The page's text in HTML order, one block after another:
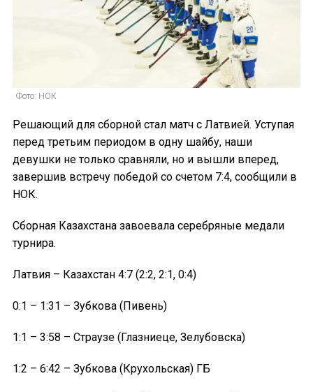
Фото: НОК
Решающий для сборной стал матч с Латвией. Уступая
перед третьим периодом в одну шайбу, наши
девушки не только сравняли, но и вышли вперед,
завершив встречу победой со счетом 7:4, сообщили в
НОК.
Сборная Казахстана завоевала серебряные медали
турнира.
Латвия – Казахстан 4:7 (2:2, 2:1, 0:4)
0:1 – 1:31 – Зубкова (Пивень)
1:1 – 3:58 – Страузе (Глазниеце, Зелубовска)
1:2 – 6:42 – Зубкова (Крухольская) ГБ